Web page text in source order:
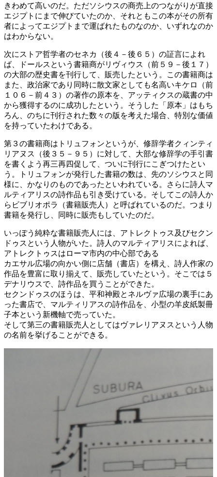
きわめて高いのだ。ただソシウスの商売上のつながりが直接
エジプトにまで伸びていたのか、それともこの本がその所有
者によってエジプトまで運ばれたものなのか、いずれなのか
はわからない。
次にストア哲学者のセネカ（後４－後６５）の証言によれ
ば、ドールスという書籍商がリヴィウス（前５９－後１７）
の大部の歴史書を刊行して、販売したという。この書籍商は
また、政治家であり同時に散文家としても名高いキケロ（前
１０６－前４３）の著作の原本を、アッティクスの蔵書の中
から獲得するのに成功したという。そうした「原本」はもち
ろん、のちに刊行された数々の版を考えた場合、特別な価値
を持っていたわけである。
第３の書籍商はトリュフォンというが、修辞学者クィンティ
リアヌス（後３５－９５）に対して、大部な修辞学の手引書
を書くよう再三再四促して、ついに刊行にこぎつけたとい
う。トリュフォンが発行した書籍の数は、先のソシウスと同
様に、かなりのものであったといわれている。さらに詩人マ
ルティアリスの詩作品も引き受けている。そしてこの詩人か
らビブリオポラ（書籍販売人）と呼ばれているのだ。つまり
書籍を発行し、同時に販売もしていたのだ。
いっぽう純粋な書籍販売人には、アトレクトゥス及びセクン
ドゥスという人物がいた。詩人のマルティアリスによれば、
アトレクトゥスはローマ市内の中心部である
カエサル広場の向かい側に店舗（書店）を構え、詩人作家の
作品を豊富に取り揃えて、販売していたという。そこでは５
デナリウスで、詩作品を買うことができた。
セクンドゥスのほうは、平和神殿とネルヴァ広場の裏手にあ
った書店で、マルティリアスの詩作品を、小型の羊皮紙製冊
子本という新機軸で売っていた。
そして第三の書籍販売人としてはヴァレリアヌスという人物
の名前を挙げることができる。